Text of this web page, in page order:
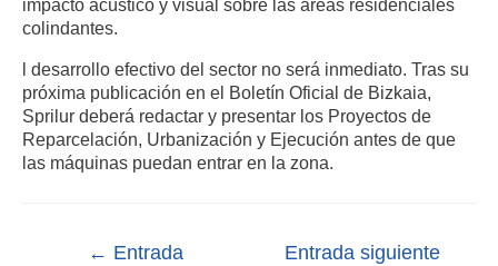
impacto acústico y visual sobre las áreas residenciales
colindantes.
l desarrollo efectivo del sector no será inmediato. Tras su
próxima publicación en el Boletín Oficial de Bizkaia,
Sprilur deberá redactar y presentar los Proyectos de
Reparcelación, Urbanización y Ejecución antes de que
las máquinas puedan entrar en la zona.
← Entrada
Entrada siguiente